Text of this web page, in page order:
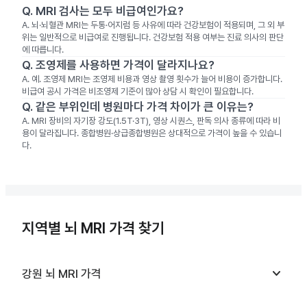
Q. MRI 검사는 모두 비급여인가요?
A. 뇌·뇌혈관 MRI는 두통·어지럼 등 사유에 따라 건강보험이 적용되며, 그 외 부
위는 일반적으로 비급여로 진행됩니다. 건강보험 적용 여부는 진료 의사의 판단
에 따릅니다.
Q. 조영제를 사용하면 가격이 달라지나요?
A. 예. 조영제 MRI는 조영제 비용과 영상 촬영 횟수가 늘어 비용이 증가합니다.
비급여 공시 가격은 비조영제 기준이 많아 상담 시 확인이 필요합니다.
Q. 같은 부위인데 병원마다 가격 차이가 큰 이유는?
A. MRI 장비의 자기장 강도(1.5T·3T), 영상 시퀀스, 판독 의사 종류에 따라 비
용이 달라집니다. 종합병원·상급종합병원은 상대적으로 가격이 높을 수 있습니
다.
지역별 뇌 MRI 가격 찾기
강원 뇌 MRI 가격 keyboard_arrow_down